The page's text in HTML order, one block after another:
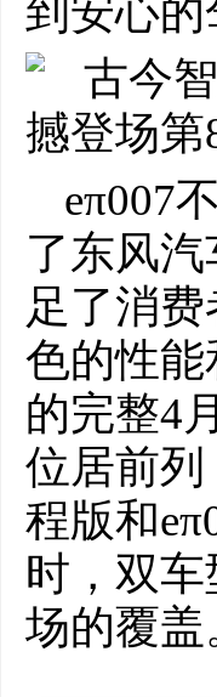
到安心的
eπ007
了东风
足了消
色的性
的完整4
位居前列
程版和
时，双
场的覆